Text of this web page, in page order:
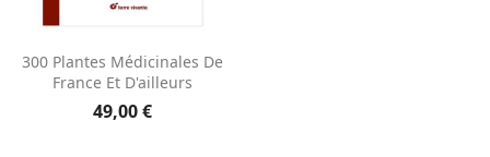
300 Plantes Médicinales De
France Et D'ailleurs
49,00 €